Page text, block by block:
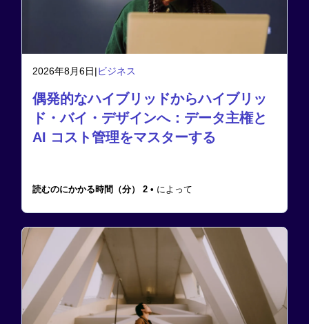
2026年8月6日|ビジネス
偶発的なハイブリッドからハイブリッ
ド・バイ・デザインへ：データ主権と
AI コスト管理をマスターする
読むのにかかる時間（分） 2 • によって